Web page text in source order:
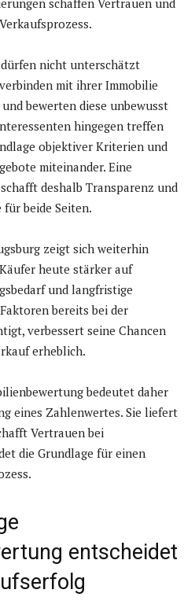
schaffen Vertrauen und
nicht unterschätzt
mit ihrer Immobilie
bewerten diese unbewusst
hingegen treffen
objektiver Kriterien und
miteinander. Eine
deshalb Transparenz und
beide Seiten.
zeigt sich weiterhin
heute stärker auf
und langfristige
bereits bei der
verbessert seine Chancen
erheblich.
bedeutet daher
eines Zahlenwertes. Sie liefert
Vertrauen bei
die Grundlage für einen
entscheidet